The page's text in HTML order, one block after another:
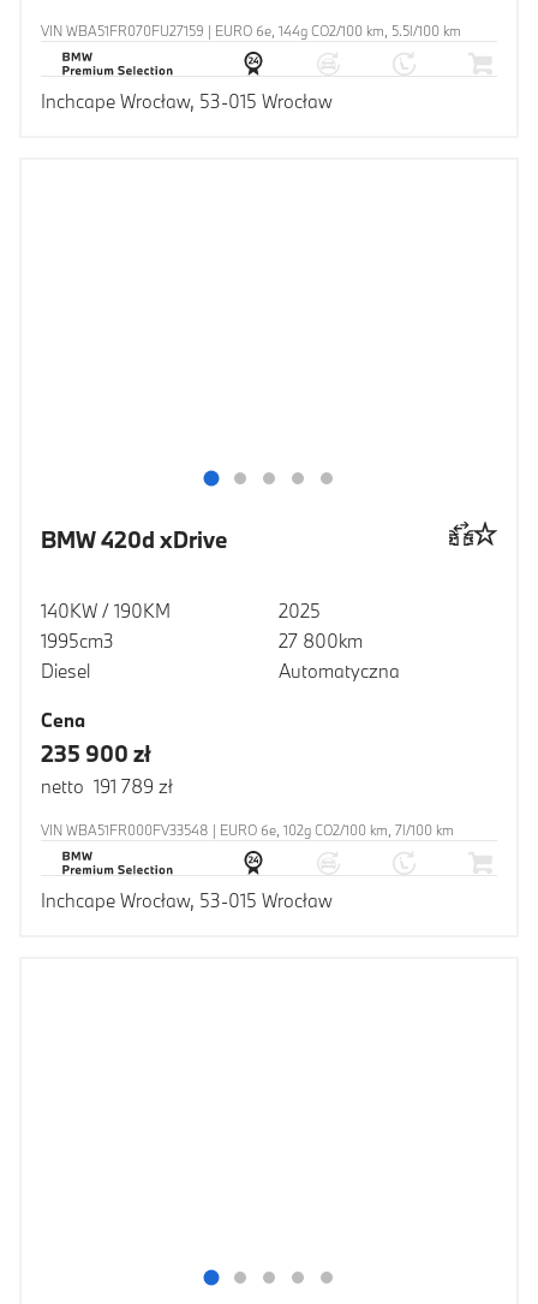
VIN WBA51FR070FU27159 | EURO 6e, 144g CO2/100 km, 5.5l/100 km
Inchcape Wrocław, 53-015 Wrocław
BMW 420d xDrive
140KW / 190KM
1995cm3
Diesel
2025
27 800km
Automatyczna
Cena
235 900 zł
netto 191 789 zł
VIN WBA51FR000FV33548 | EURO 6e, 102g CO2/100 km, 7l/100 km
Inchcape Wrocław, 53-015 Wrocław